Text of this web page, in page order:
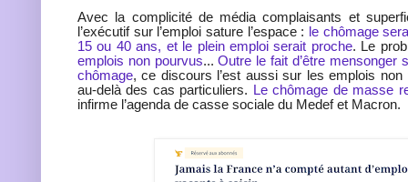
Avec la complicité de média complaisants et
l’exécutif sur l’emploi sature l’espace : le chômage
15 ou 40 ans, et le plein emploi serait proche. Le
emplois non pourvus...Outre le fait d’être mensonger
chômage, ce discours l’est aussi sur les emplois
au-delà des cas particuliers.
Le chômage de masse
infirme l’agenda de casse sociale du Medef et Macron.